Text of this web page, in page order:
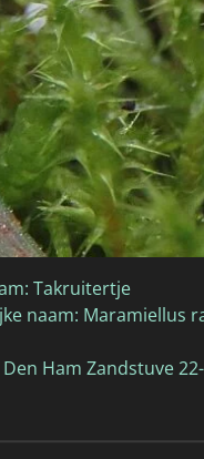
Takruitertje
naam: Maramiellus
Ham Zandstuve